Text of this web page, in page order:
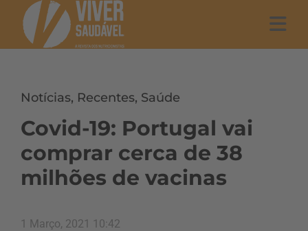
Notícias, Recentes, Saúde
Covid-19: Portugal vai
comprar cerca de 38
milhões de vacinas
1 Março, 2021 10:42